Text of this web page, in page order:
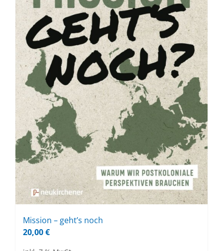
Mis­si­on – geht’s noch
20,00€